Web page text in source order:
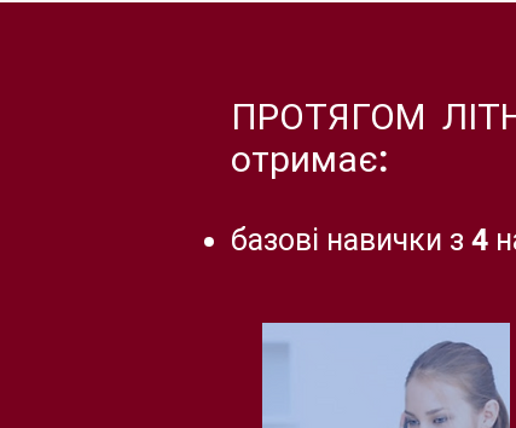
ПРОТЯГОМ
отримає:
базові навички з 4